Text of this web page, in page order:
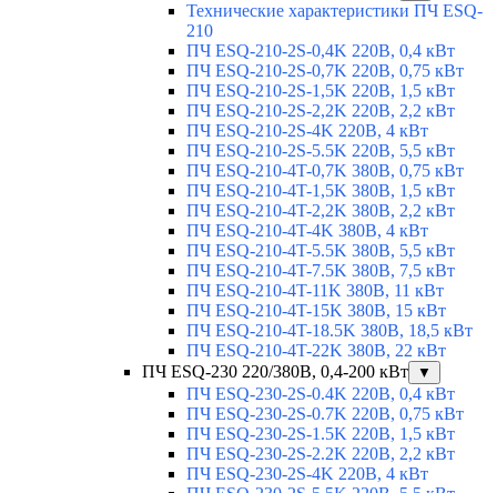
Технические характеристики ПЧ ESQ-
210
ПЧ ESQ-210-2S-0,4K 220В, 0,4 кВт
ПЧ ESQ-210-2S-0,7K 220В, 0,75 кВт
ПЧ ESQ-210-2S-1,5K 220В, 1,5 кВт
ПЧ ESQ-210-2S-2,2K 220В, 2,2 кВт
ПЧ ESQ-210-2S-4K 220В, 4 кВт
ПЧ ESQ-210-2S-5.5K 220В, 5,5 кВт
ПЧ ESQ-210-4T-0,7K 380В, 0,75 кВт
ПЧ ESQ-210-4T-1,5K 380В, 1,5 кВт
ПЧ ESQ-210-4T-2,2K 380В, 2,2 кВт
ПЧ ESQ-210-4T-4K 380В, 4 кВт
ПЧ ESQ-210-4T-5.5K 380В, 5,5 кВт
ПЧ ESQ-210-4T-7.5K 380В, 7,5 кВт
ПЧ ESQ-210-4T-11K 380В, 11 кВт
ПЧ ESQ-210-4T-15K 380В, 15 кВт
ПЧ ESQ-210-4T-18.5K 380В, 18,5 кВт
ПЧ ESQ-210-4T-22K 380В, 22 кВт
ПЧ ESQ-230 220/380В, 0,4-200 кВт
▼
ПЧ ESQ-230-2S-0.4K 220В, 0,4 кВт
ПЧ ESQ-230-2S-0.7K 220В, 0,75 кВт
ПЧ ESQ-230-2S-1.5K 220В, 1,5 кВт
ПЧ ESQ-230-2S-2.2K 220В, 2,2 кВт
ПЧ ESQ-230-2S-4K 220В, 4 кВт